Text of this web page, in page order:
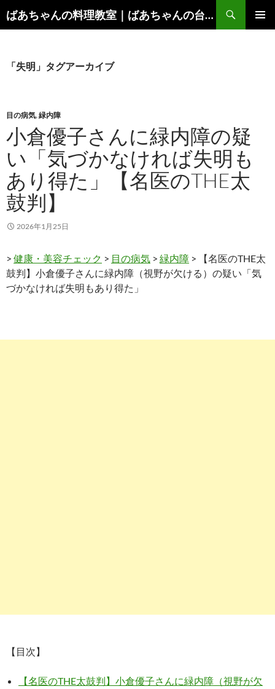
ン
キ
プ
ばあちゃんの料理教室｜ばあちゃんの台所から学ぶ、食と健康の知恵
索
「失明」タグアーカイブ
目の病気,緑内障
小倉優子さんに緑内障の疑
い「気づかなければ失明も
あり得た」【名医のTHE太
鼓判】
2026年1月25日
> 健康・美容チェック > 目の病気 > 緑内障 > 【名医のTHE太
鼓判】小倉優子さんに緑内障（視野が欠ける）の疑い「気
づかなければ失明もあり得た」
【目次】
【名医のTHE太鼓判】小倉優子さんに緑内障（視野が欠